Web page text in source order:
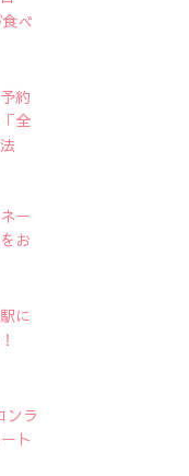
べ
約
全
ー
お
に
ンラ
ト